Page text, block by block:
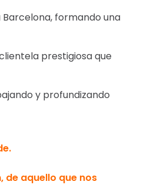
formando una
prestigiosa que
y profundizando
de aquello que nos